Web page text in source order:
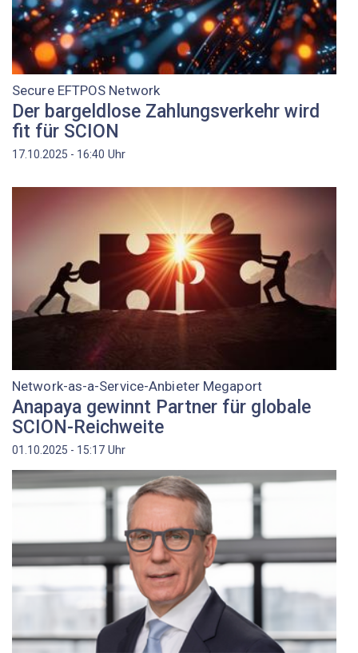
Secure EFTPOS Network
Der bargeldlose Zahlungsverkehr wird
fit für SCION
17.10.2025 - 16:40 Uhr
Network-as-a-Service-Anbieter Megaport
Anapaya gewinnt Partner für globale
SCION-Reichweite
01.10.2025 - 15:17 Uhr